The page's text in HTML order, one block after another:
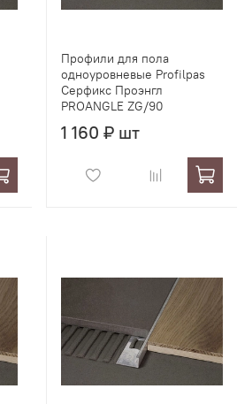
Профили для пола
одноуровневые Profilpas
Серфикс Проэнгл
PROANGLE ZG/90
1 160 ₽ шт